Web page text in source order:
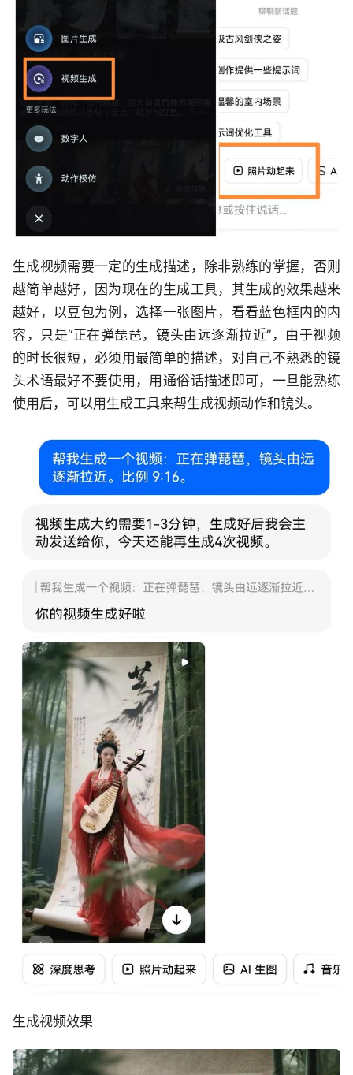
生成视频需要一定的生成描述，除非熟练的掌握，否则
越简单越好，因为现在的生成工具，其生成的效果越来
越好，以豆包为例，选择一张图片，看看蓝色框内的内
容，只是“正在弹琵琶，镜头由远逐渐拉近”，由于视频
的时长很短，必须用最简单的描述，对自己不熟悉的镜
头术语最好不要使用，用通俗话描述即可，一旦能熟练
使用后，可以用生成工具来帮生成视频动作和镜头。
生成视频效果